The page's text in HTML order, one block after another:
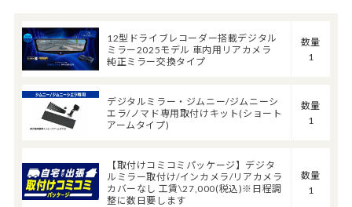
12型ドライブレコーダー搭載デジタル
ミラー2025モデル 車内用リアカメラ
純正ミラー交換タイプ
数量
1
デジタルミラー・ジムニー/ジムニーシ
エラ/ノマド専用取付けキット(ショート
アームタイプ)
数量
1
【取付けコミコミパッケージ】デジタ
ルミラー取付け/インカメラ/リアカメラ
カバーなし 工賃\27,000(税込)※日程調
整に数日要します
数量
1